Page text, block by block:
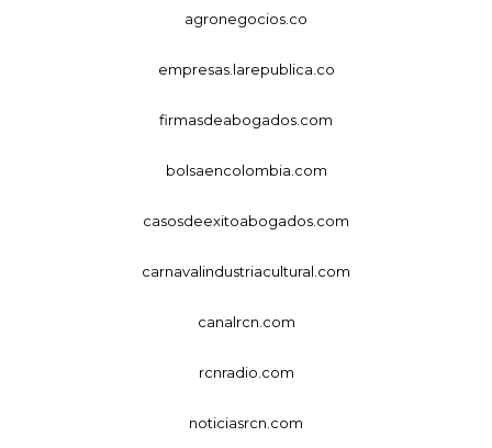
agronegocios.co
empresas.larepublica.co
firmasdeabogados.com
bolsaencolombia.com
casosdeexitoabogados.com
carnavalindustriacultural.com
canalrcn.com
rcnradio.com
noticiasrcn.com